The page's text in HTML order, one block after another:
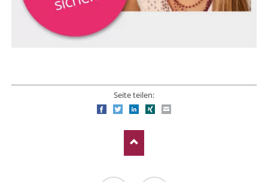
Seite teilen:
FacebookTwitterLinkedIn
Xing